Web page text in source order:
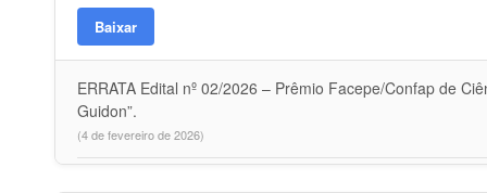
Baixar
ERRATA Edital nº 02/2026 – Prêmio Facepe/Confap de
Guidon”.
(4 de fevereiro de 2026)